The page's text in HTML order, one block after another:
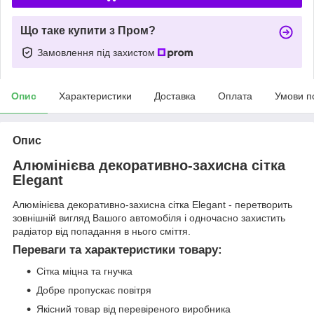
Що таке купити з Пром?
Замовлення під захистом
Опис Характеристики Доставка Оплата Умови
Опис
Алюмінієва декоративно-захисна сітка
Elegant
Алюмінієва декоративно-захисна сітка Elegant - перетворить
зовнішній вигляд Вашого автомобіля і одночасно захистить
радіатор від попадання в нього сміття.
Переваги та характеристики товару:
Сітка міцна та гнучка
Добре пропускає повітря
Якісний товар від перевіреного виробника